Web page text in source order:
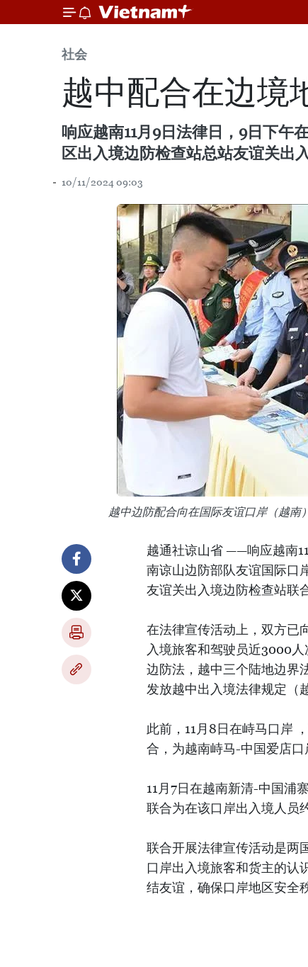
社会
越中配合在边境
响应越南11月9日法律日，9日下午
区出入境边防检查站总站友谊关出
10/11/2024 09:03
越中边防配合向在国际友谊口岸（越
越通社谅山省 ——响应越南
南谅山边防部队友谊国际口
友谊关出入境边防检查站联
在法律宣传活动上，双方已
入境旅客和驾驶员近3000
边防法，越中三个陆地边界
发放越中出入境法律规定（
此前，11月8日在峙马口岸
合，为越南峙马-中国爱店口
11月7日在越南新清-中国浦
联合为在该口岸出入境人员
联合开展法律宣传活动是两
口岸出入境旅客和货主的认
结友谊，确保口岸地区安全